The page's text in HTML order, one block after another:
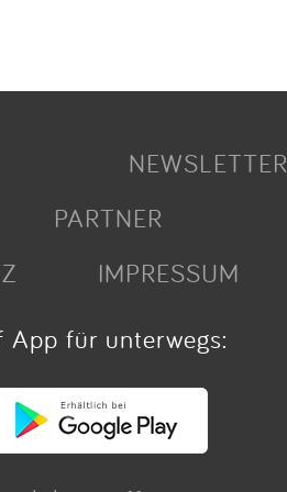
NEWSLETTER
PARTNER
IMPRESSUM
für unterwegs: